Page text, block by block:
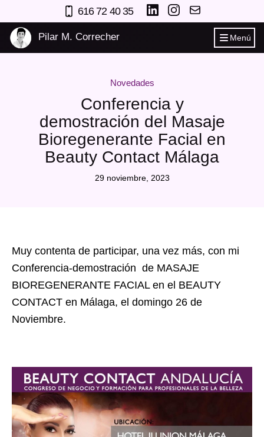
616 72 40 35
Pilar M. Correcher Menú
Novedades
Conferencia y
demostración del Masaje
Bioregenerante Facial en
Beauty Contact Málaga
29 noviembre, 2023
Muy contenta de participar, una vez más, con mi
Conferencia-demostración de MASAJE
BIOREGENERANTE FACIAL en el BEAUTY
CONTACT en Málaga, el domingo 26 de
Noviembre.